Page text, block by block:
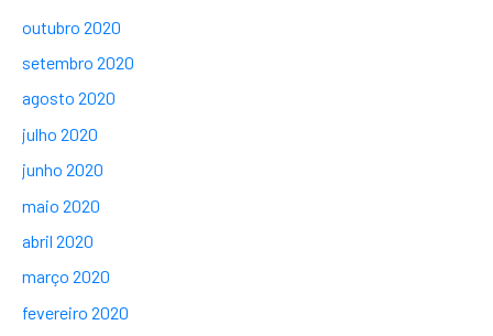
outubro 2020
setembro 2020
agosto 2020
julho 2020
junho 2020
maio 2020
abril 2020
março 2020
fevereiro 2020